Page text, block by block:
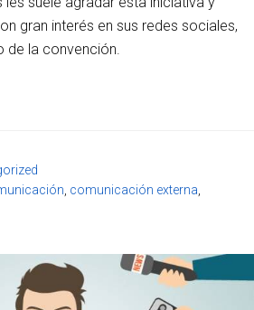
gran interés en sus redes sociales,
la convención.
comunicación externa